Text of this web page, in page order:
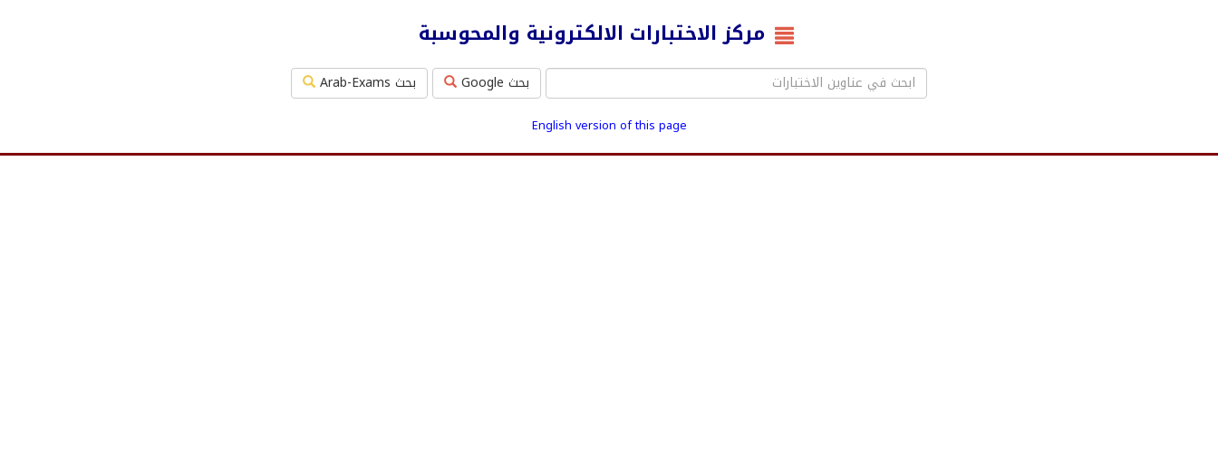
مركز الاختبارات الالكترونية والمحوسبة
بحث Google بحث Arab-Exams
English version of this page